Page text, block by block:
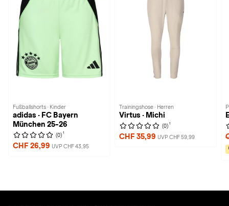
Fußballshorts · Kinder
adidas · FC Bayern
München 25-26
(0) 1
CHF 26,99 UVP CHF 43,95
Trainingshose · Herren
Virtus · Michi
(0) 1
CHF 35,99 UVP CHF 59,99